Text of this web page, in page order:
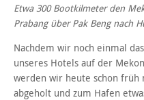
Etwa 300 Bootkilmeter den
Prabang über Pak Beng nach
Nachdem wir noch einmal
unseres Hotels auf der
werden wir heute schon früh
abgeholt und zum Hafen